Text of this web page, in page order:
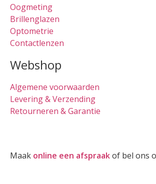
Oogmeting
Brillenglazen
Optometrie
Contactlenzen
Webshop
Algemene voorwaarden
Levering & Verzending
Retourneren & Garantie
Maak online een afspraakof bel ons